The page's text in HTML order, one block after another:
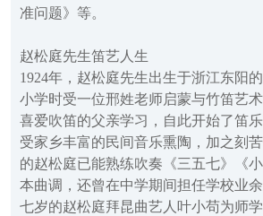
准问题》等。
赵松庭先生笛艺人生
1924年，赵松庭先生出生于浙江东阳
小学时受一位邢姓老师启蒙与竹笛艺
喜爱吹笛的父亲学习，自此开始了笛乐
受家乡丰富的民间音乐熏陶，加之刻
的赵松庭已能熟练吹奏《三五七》《
本曲调，还曾在中学期间担任学校业
七岁的赵松庭拜昆曲艺人叶小苟为师